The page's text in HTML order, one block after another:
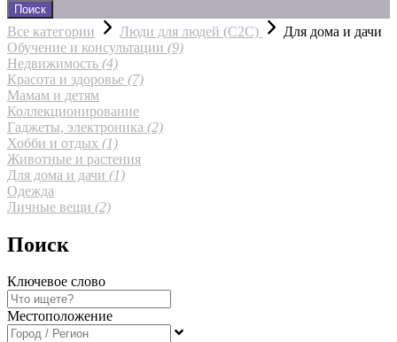
Поиск
Все категории Люди для людей (С2С)
Для дома и дачи
Обучение и консультации (9)
Недвижимость (4)
Красота и здоровье (7)
Мамам и детям
Коллекционирование
Гаджеты, электроника (2)
Хобби и отдых (1)
Животные и растения
Для дома и дачи (1)
Одежда
Личные вещи (2)
Поиск
Ключевое слово
Местоположение